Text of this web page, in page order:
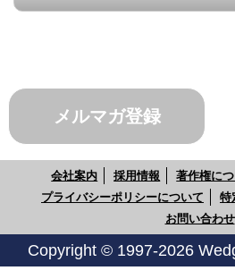
メルマガ登録
会社案内 採用情報 著作権に
プライバシーポリシーについて
特
お問い合わせ
Copyright © 1997-2026